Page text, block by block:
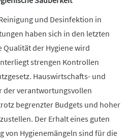
und Desinfektion in
haben sich in den letzten
der Hygiene wird
strengen Kontrollen
Hauswirtschafts- und
der verantwortungsvollen
begrenzter Budgets und hoher
Der Erhalt eines guten
von Hygienemängeln sind für die